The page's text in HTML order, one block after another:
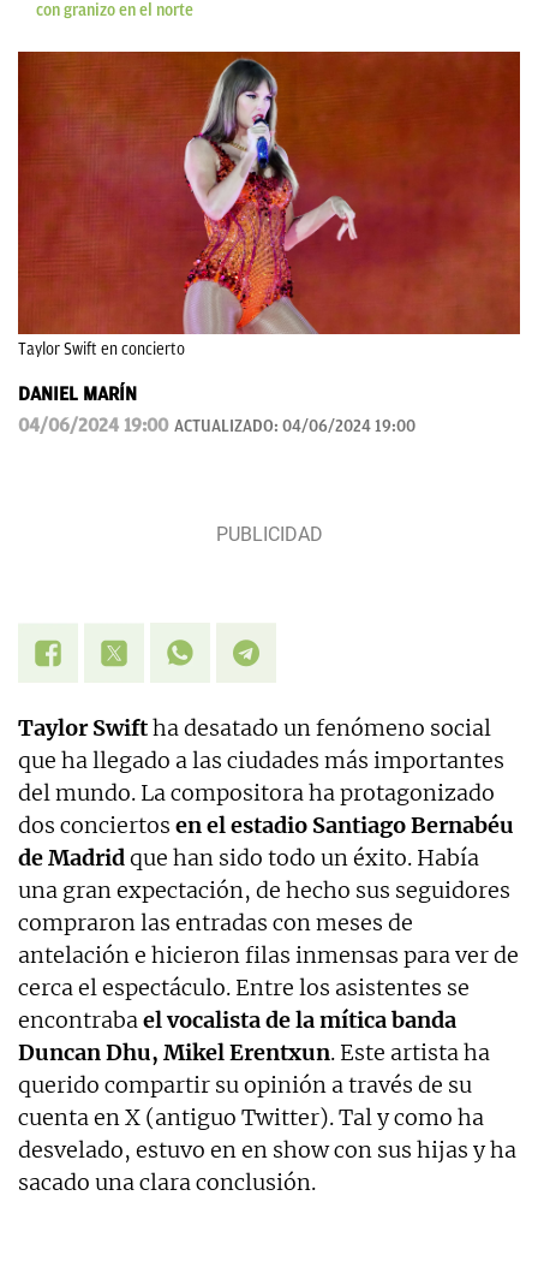
con granizo en el norte
Taylor Swift en concierto
DANIEL MARÍN
04/06/2024 19:00 ACTUALIZADO: 04/06/2024 19:00
Taylor Swiftha desatado un fenómeno social
que ha llegado a las ciudades más importantes
del mundo. La compositora ha protagonizado
dos conciertos en el estadio Santiago Bernabéu
de Madridque han sido todo un éxito. Había
una gran expectación, de hecho sus seguidores
compraron las entradas con meses de
antelación e hicieron filas inmensas para ver de
cerca el espectáculo. Entre los asistentes se
encontrabael vocalista de la mítica banda
Duncan Dhu, Mikel Erentxun. Este artista ha
querido compartir su opinión a través de su
cuenta en X (antiguo Twitter). Tal y como ha
desvelado, estuvo en en show con sus hijas y ha
sacado una clara conclusión.